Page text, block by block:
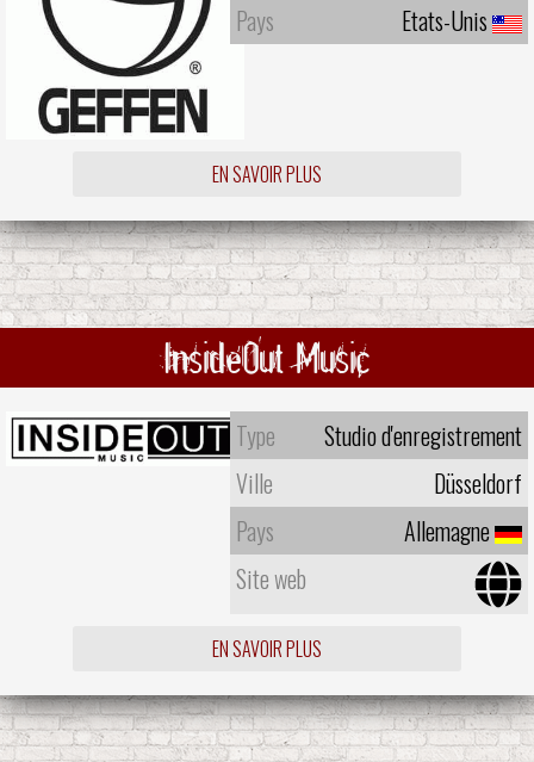
Pays
Etats-Unis
EN SAVOIR PLUS
InsideOut Music
Type
Studio d'enregistrement
Ville
Düsseldorf
Pays
Allemagne
Site web
EN SAVOIR PLUS